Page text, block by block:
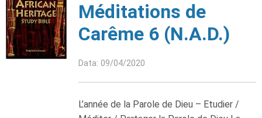
Méditations de
Carême 6 (N.A.D.)
Data: 09/04/2020
L’année de la Parole de Dieu – Etudier /